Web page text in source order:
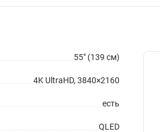
55" (139 см)
4K UltraHD, 3840×2160
есть
QLED